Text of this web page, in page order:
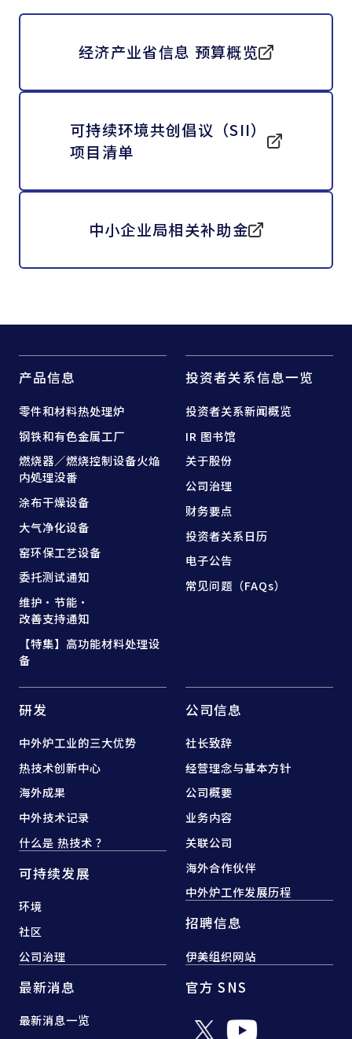
经济产业省信息 预算概览
可持续环境共创倡议（SII）
项目清单
中小企业局相关补助金
产品信息
零件和材料热处理炉
钢铁和有色金属工厂
燃烧器／燃烧控制设备火焔
内処理没番
涂布干燥设备
大气净化设备
窑环保工艺设备
委托测试通知
维护·节能·
改善支持通知
【特集】高功能材料处理设
备
投资者关系信息一览
投资者关系新闻概览
IR 图书馆
关于股份
公司治理
财务要点
投资者关系日历
电子公告
常见问题（FAQs）
研发
中外炉工业的三大优势
热技术创新中心
海外成果
中外技术记录
什么是 热技术 ？
可持续发展
环境
社区
公司治理
最新消息
最新消息一览
公司信息
社长致辞
经营理念与基本方针
公司概要
业务内容
关联公司
海外合作伙伴
中外炉工作发展历程
招聘信息
伊美组织网站
官方 SNS